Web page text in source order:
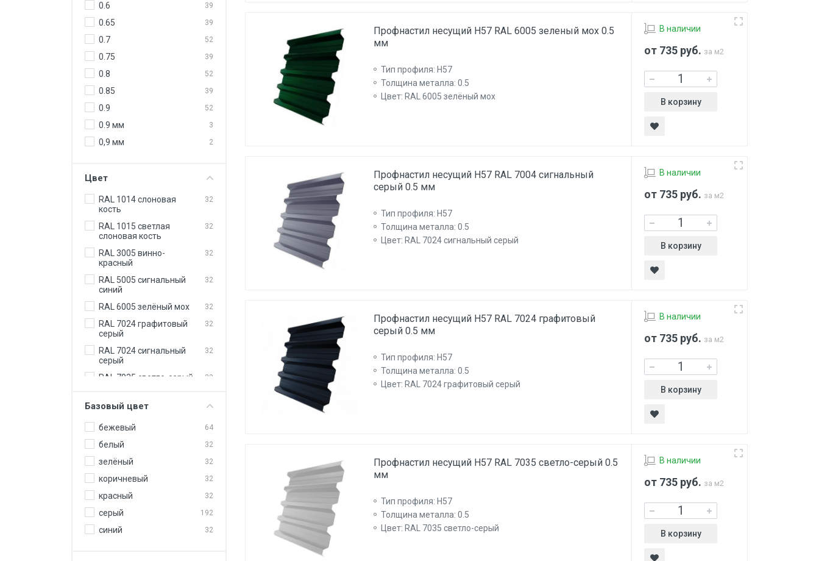
0.6 39
0.65 39
0.7 52
0.75 39
0.8 52
0.85 39
0.9 52
0.9 мм 3
0,9 мм 2
1.0 мм 5
1.5 мм
Цвет
RAL 1014 слоновая
кость
32
RAL 1015 светлая
слоновая кость
32
RAL 3005 винно-
красный
32
RAL 5005 сигнальный
синий
32
RAL 6005 зелёный мох 32
RAL 7024 графитовый
серый
32
RAL 7024 сигнальный
серый
32
RAL 7035 светло-серый 32
RAL 8017 шоколадно-
коричневый
RAL 9002 светло-серый
белый
RAL 9006 бело-
алюминиевый
32
Базовый цвет
бежевый 64
белый 32
зелёный 32
коричневый 32
красный 32
серый 192
синий 32
Профнастил несущий Н57 RAL 6005 зеленый мох 0.5
мм
Тип профиля: Н57
Толщина металла: 0.5
Цвет: RAL 6005 зелёный мох
В наличии
от 735 руб. за м2
В корзину
Профнастил несущий Н57 RAL 7004 сигнальный
серый 0.5 мм
Тип профиля: Н57
Толщина металла: 0.5
Цвет: RAL 7024 сигнальный серый
В наличии
от 735 руб. за м2
В корзину
Профнастил несущий Н57 RAL 7024 графитовый
серый 0.5 мм
Тип профиля: Н57
Толщина металла: 0.5
Цвет: RAL 7024 графитовый серый
В наличии
от 735 руб. за м2
В корзину
Профнастил несущий Н57 RAL 7035 светло-серый 0.5
мм
Тип профиля: Н57
Толщина металла: 0.5
Цвет: RAL 7035 светло-серый
В наличии
от 735 руб. за м2
В корзину